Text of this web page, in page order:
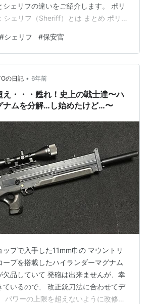
シェリフの違いをご紹介します。 ポリ
シェリフ（Sheriff）とは まとめ ポリス
があります。試験に合格した者が警
できます。都市部に行けばより多くの
が見られるはずです。参考写真はマイ
す。日本でパトカーと言えば白黒の
アメリカでは自治体によって車のデザ
…
#シェリフ #保安官
の日記 • 6年前
え・・・甦れ！史上の戦士達〜ハ
ナムを分解…し始めたけど…〜
プで入手した11mm巾の マウントリ
ープを搭載したハイランダーマグナム
欠品していて 発砲は出来ませんが、幸
ているので、 改正銃刀法に合わせてデ
パワーの上限を超えないように改修し